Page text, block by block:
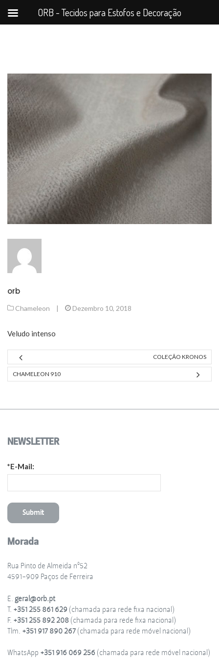
orb
Chameleon | Dezembro 10, 2018
Veludo intenso
COLEÇÃO KRONOS
CHAMELEON 910
NEWSLETTER
*E-Mail:
Morada
Rua Pinto de Almeida nº52
4591-909 Paços de Ferreira
E. geral@orb.pt
T. +351 255 861 629 (chamada para rede fixa nacional)
F. +351 255 892 208(chamada para rede fixa nacional)
Tlm. +351 917 890 267(chamada para rede móvel nacional)
WhatsApp +351 916 069 256 (chamada para rede móvel nacional)
ORB - Tecidos para Estofos e Decoração